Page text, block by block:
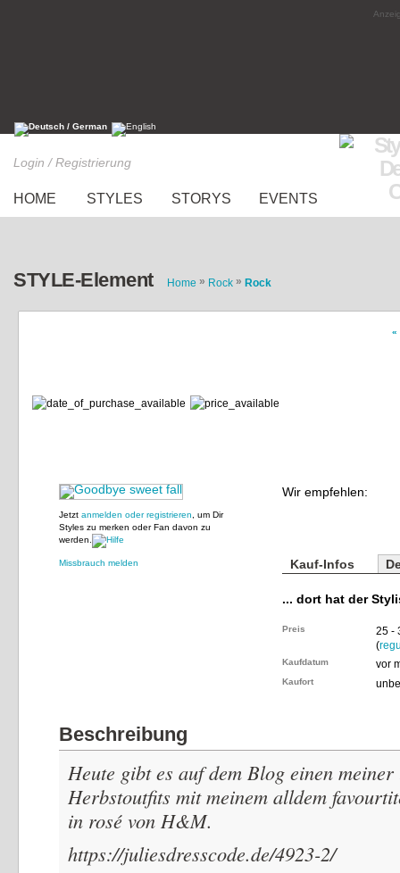
Login / Registrierung
HOME STYLES STORYS EVENTS
STYLE-Element Home » Rock » Rock
«
Jetzt anmelden oder registrieren , um Dir
Styles zu merken oder Fan davon zu
werden.
Missbrauch melden
Wir empfehlen:
Kauf-Infos
... dort hat der
Preis
25 -
(
Kaufdatum vor
Kaufort
Beschreibung
Heute gibt es auf dem Blog einen meiner
Herbstoutfits mit meinem alldem
in rosé von H&M.
https://juliesdresscode.de/4923-2/